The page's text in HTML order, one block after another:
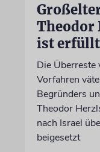
Theodor
ist erfüllt
Die Überreste
Vorfahren
Begründers
Theodor
nach Israel
beigesetzt